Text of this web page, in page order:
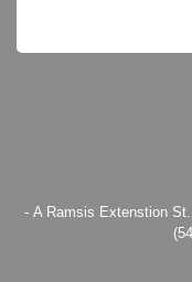
(54) A Ramsis Extenstion St.,Nasr City Opposite Olympic Group -